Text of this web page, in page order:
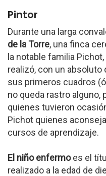
Pintor
Durante una larga
de la Torre, una finca
la notable familia
realizó, con un
sus primeros cuadros
no queda rastro alguno,
quienes tuvieron
Pichot quienes
cursos de aprendizaje.
El niño enfermoes el
realizado a la edad de